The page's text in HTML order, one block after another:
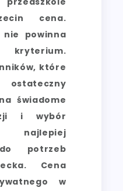
cena.
nie powinna
które
świadome
i wybór
potrzeb
Cena
w